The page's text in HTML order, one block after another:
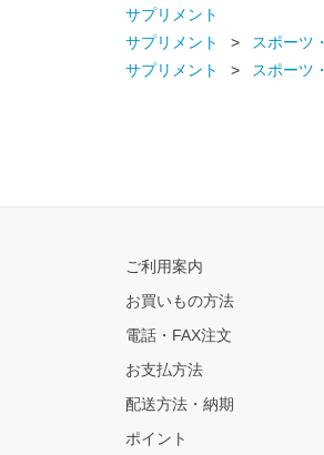
サプリメント
サプリメント
スポーツ
サプリメント
スポーツ
ご利用案内
お買いもの方法
電話・FAX注文
お支払方法
配送方法・納期
ポイント